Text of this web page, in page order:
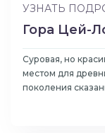
Гора Цей-
Суровая, но
местом для
поколения
УЗНАТЬ